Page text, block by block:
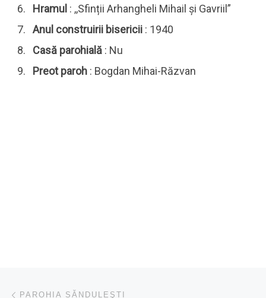
Hramul : ,,Sfinții Arhangheli Mihail și Gavriil”
Anul construirii bisericii : 1940
Casă parohială : Nu
Preot paroh : Bogdan Mihai-Răzvan
Navigare în articole
PAROHIA SĂNDULEŞTI